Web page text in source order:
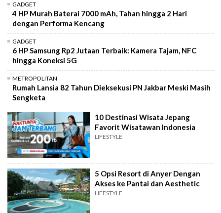
GADGET
4 HP Murah Baterai 7000 mAh, Tahan hingga 2 Hari
dengan Performa Kencang
GADGET
6 HP Samsung Rp2 Jutaan Terbaik: Kamera Tajam, NFC
hingga Koneksi 5G
METROPOLITAN
Rumah Lansia 82 Tahun Dieksekusi PN Jakbar Meski Masih
Sengketa
10 Destinasi Wisata Jepang
Favorit Wisatawan Indonesia
LIFESTYLE
5 Opsi Resort di Anyer Dengan
Akses ke Pantai dan Aesthetic
LIFESTYLE